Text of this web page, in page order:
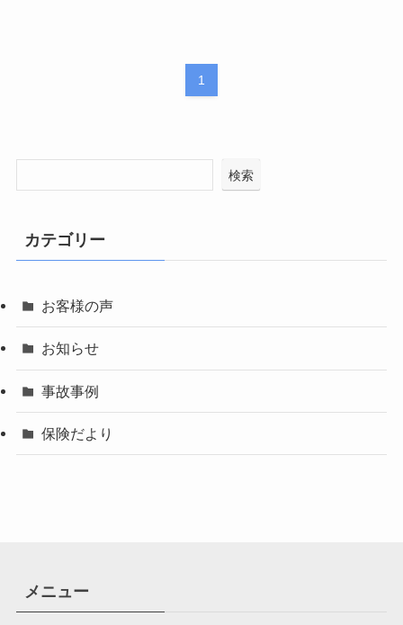
1
検索
カテゴリー
お客様の声
お知らせ
事故事例
保険だより
メニュー